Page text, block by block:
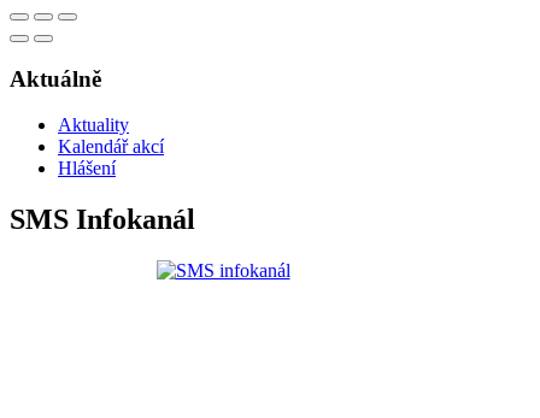
Aktuálně
Aktuality
Kalendář akcí
Hlášení
SMS Infokanál